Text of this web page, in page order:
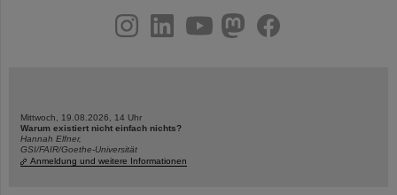
youtubehelmholtz.socialfacebook
Mittwoch, 19.08.2026, 14 Uhr
Warum existiert nicht einfach nichts?
Hannah Elfner,
GSI/FAIR/Goethe-Universität
Anmeldung und weitere Informationen